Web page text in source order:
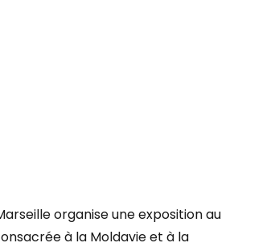
organise une exposition au
à la Moldavie et à la